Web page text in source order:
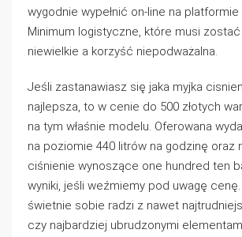
wygodnie wypełnić on-line na
Minimum logistyczne, które musi
niewielkie a korzyść niepodważalna.
Jeśli zastanawiasz się jaka myjka
najlepsza, to w cenie do 500 złotych
na tym właśnie modelu. Oferowana
na poziomie 440 litrów na godzinę oraz
ciśnienie wynoszące one hundred ten
wyniki, jeśli weźmiemy pod uwagę
świetnie sobie radzi z nawet
czy najbardziej ubrudzonymi